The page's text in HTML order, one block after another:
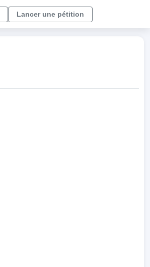
Lancer une pétition